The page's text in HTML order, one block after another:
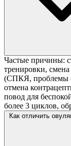
Частые причины:
тренировки,
(СПКЯ, проблемы
отмена
повод для
более 3 циклов,
Как отличить